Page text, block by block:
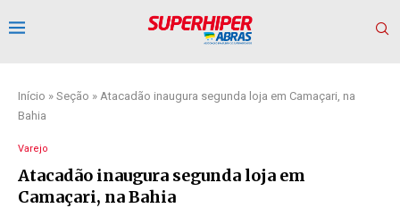
Início » Seção » Atacadão inaugura segunda loja em Camaçari, na
Bahia
Varejo
Atacadão inaugura segunda loja em
Camaçari, na Bahia